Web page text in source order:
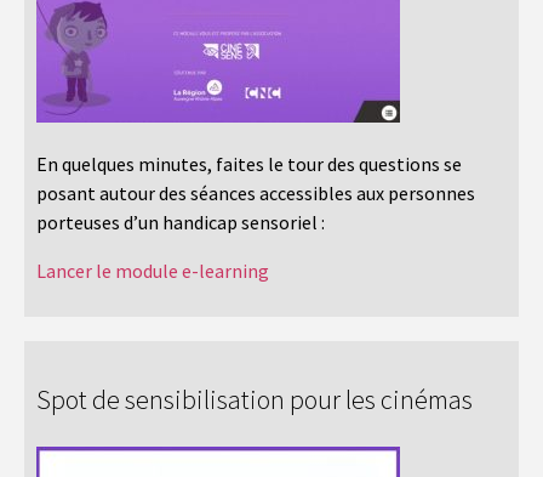
En quelques minutes, faites le tour des questions se
posant autour des séances accessibles aux personnes
porteuses d’un handicap sensoriel :
Lancer le module e-learning
Spot de sensibilisation pour les cinémas